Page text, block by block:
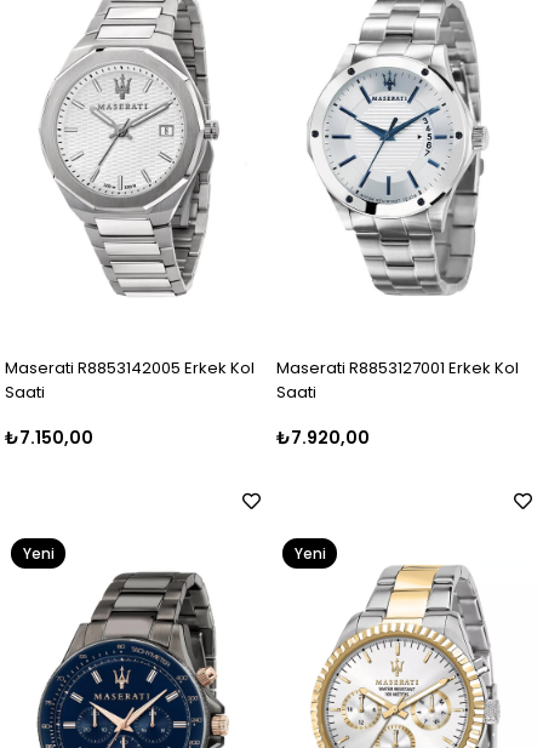
Maserati R8853142005 Erkek Kol
Saati
₺7.150,00
Maserati R8853127001 Erkek Kol
Saati
₺7.920,00
Yeni
Yeni